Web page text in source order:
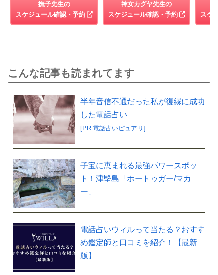
撫子先生の
スケジュール確認・予約
神女カグヤ先生の
スケジュール確認・予約
スケ
こんな記事も読まれてます
半年音信不通だった私が復縁に成功
した電話占い
[PR 電話占いピュアリ]
子宝に恵まれる最強パワースポッ
ト！津堅島「ホートゥガー/マカ
ー」
電話占いウィルって当たる？おすす
め鑑定師と口コミを紹介！【最新
版】